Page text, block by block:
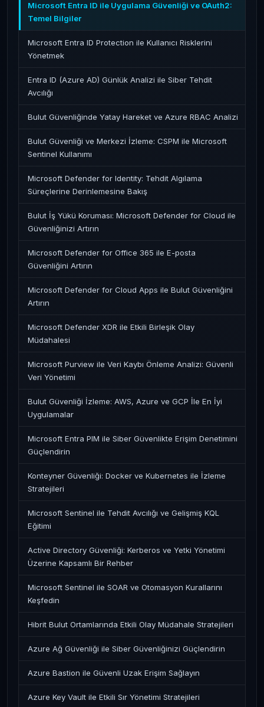
Microsoft Entra ID ile Uygulama Güvenliği ve OAuth2:
Temel Bilgiler
Microsoft Entra ID Protection ile Kullanıcı Risklerini
Yönetmek
Entra ID (Azure AD) Günlük Analizi ile Siber Tehdit
Avcılığı
Bulut Güvenliğinde Yatay Hareket ve Azure RBAC Analizi
Bulut Güvenliği ve Merkezi İzleme: CSPM ile Microsoft
Sentinel Kullanımı
Microsoft Defender for Identity: Tehdit Algılama
Süreçlerine Derinlemesine Bakış
Bulut İş Yükü Koruması: Microsoft Defender for Cloud ile
Güvenliğinizi Artırın
Microsoft Defender for Office 365 ile E-posta
Güvenliğini Artırın
Microsoft Defender for Cloud Apps ile Bulut Güvenliğini
Artırın
Microsoft Defender XDR ile Etkili Birleşik Olay
Müdahalesi
Microsoft Purview ile Veri Kaybı Önleme Analizi: Güvenli
Veri Yönetimi
Bulut Güvenliği İzleme: AWS, Azure ve GCP İle En İyi
Uygulamalar
Microsoft Entra PIM ile Siber Güvenlikte Erişim Denetimini
Güçlendirin
Konteyner Güvenliği: Docker ve Kubernetes ile İzleme
Stratejileri
Microsoft Sentinel ile Tehdit Avcılığı ve Gelişmiş KQL
Eğitimi
Active Directory Güvenliği: Kerberos ve Yetki Yönetimi
Üzerine Kapsamlı Bir Rehber
Microsoft Sentinel ile SOAR ve Otomasyon Kurallarını
Keşfedin
Hibrit Bulut Ortamlarında Etkili Olay Müdahale Stratejileri
Azure Ağ Güvenliği ile Siber Güvenliğinizi Güçlendirin
Azure Bastion ile Güvenli Uzak Erişim Sağlayın
Azure Key Vault ile Etkili Sır Yönetimi Stratejileri